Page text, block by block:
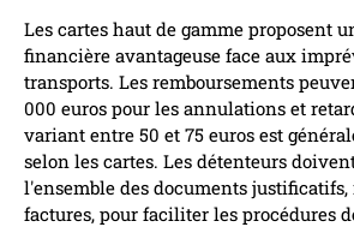
Les cartes haut de gamme proposent
financière avantageuse face aux
transports. Les remboursements
000 euros pour les annulations et
variant entre 50 et 75 euros est
selon les cartes. Les détenteurs
l'ensemble des documents
factures, pour faciliter les procédures